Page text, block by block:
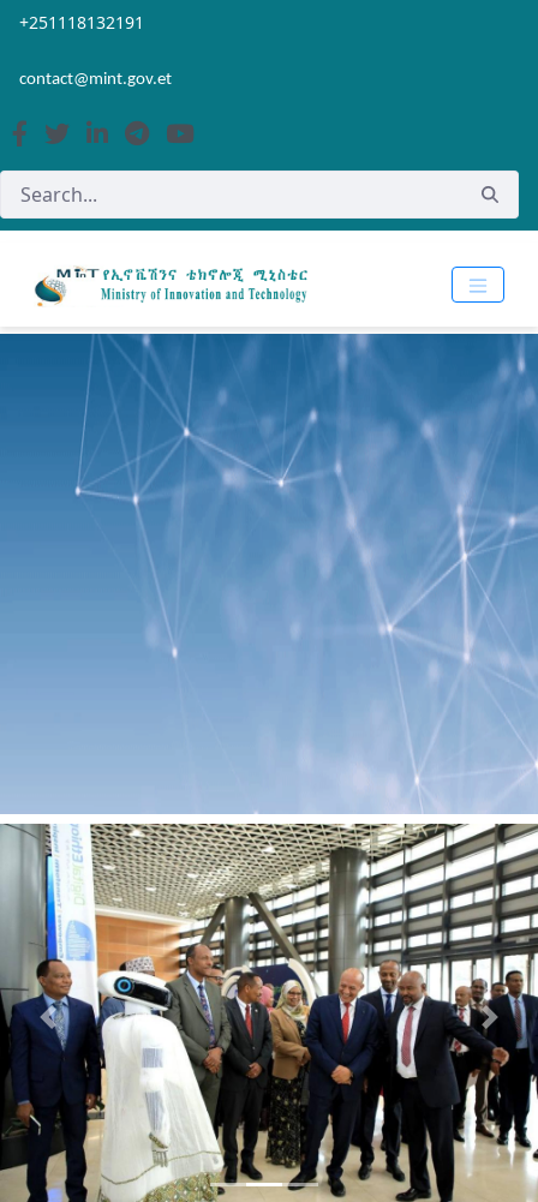
Skip to Main Content
Open Accessibility Menu
+251118132191
contact@mint.gov.et
Previous Next